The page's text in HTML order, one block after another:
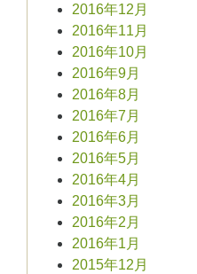
2016年12月
2016年11月
2016年10月
2016年9月
2016年8月
2016年7月
2016年6月
2016年5月
2016年4月
2016年3月
2016年2月
2016年1月
2015年12月